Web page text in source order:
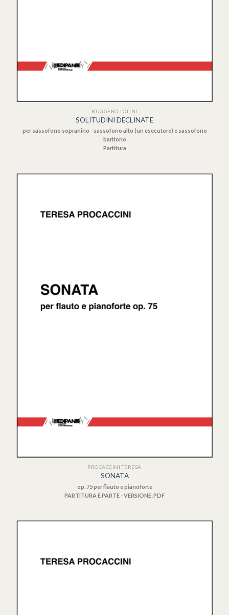
RUGGERO LOLINI
SOLITUDINI DECLINATE
per sassofono sopranino - sassofono alto (un esecutore) e sassofono
baritono
Partitura
PROCACCINI TERESA
SONATA
op. 75 per flauto e pianoforte
PARTITURA E PARTE - VERSIONE .PDF